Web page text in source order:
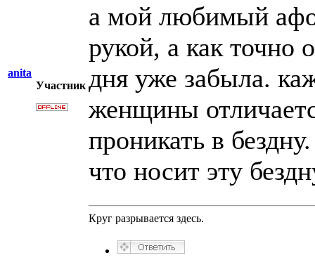
anita
Участник
а мой любимый
рукой, а как точно
дня уже забыла.
женщины
проникать в
что носит эту
Круг разрывается здесь.